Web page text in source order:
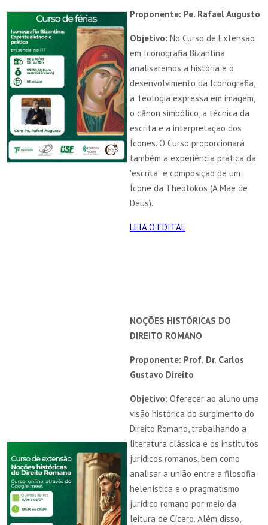
Proponente: Pe. Rafael Augusto
Objetivo: No Curso de Extensão
em Iconografia Bizantina
analisaremos a história e o
desenvolvimento da Iconografia,
a Teologia expressa em imagem,
o cânon simbólico, a técnica da
escrita e a interpretação dos
Ícones. O Curso proporcionará
também a experiência prática da
"escrita" e composição de um
Ícone da Theotokos (A Mãe de
Deus).
LEIA O EDITAL
NOÇÕES HISTÓRICAS DO
DIREITO ROMANO
Proponente: Prof. Dr. Carlos
Gustavo Direito
Objetivo: Oferecer ao aluno uma
visão histórica do surgimento do
Direito Romano, trabalhando a
literatura clássica e os institutos
jurídicos romanos, bem como
analisar a união entre a filosofia
helenística e o pragmatismo
jurídico romano por meio da
leitura de Cícero. Além disso,